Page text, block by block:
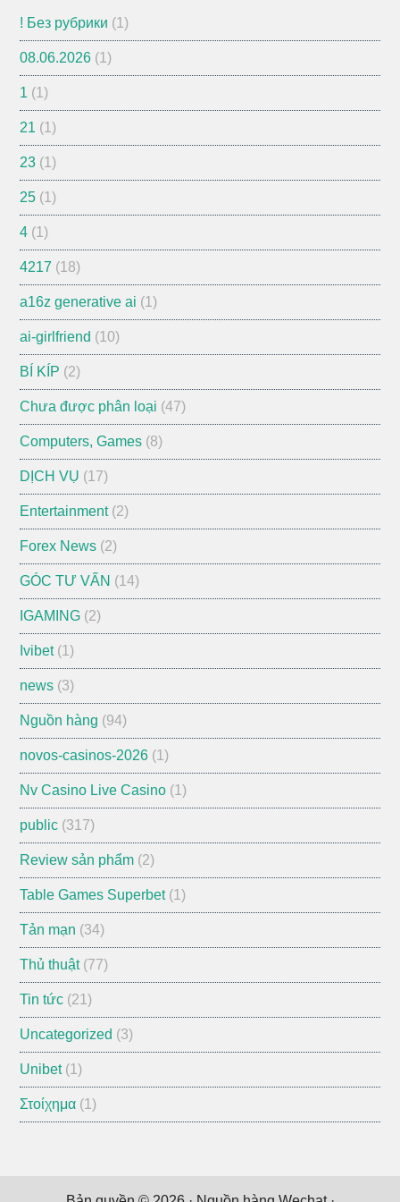
! Без рубрики (1)
08.06.2026 (1)
1 (1)
21 (1)
23 (1)
25 (1)
4 (1)
4217 (18)
a16z generative ai (1)
ai-girlfriend (10)
BÍ KÍP (2)
Chưa được phân loại (47)
Computers, Games (8)
DỊCH VỤ (17)
Entertainment(2)
Forex News (2)
GÓC TƯ VẤN (14)
IGAMING (2)
Ivibet(1)
news (3)
Nguồn hàng (94)
novos-casinos-2026 (1)
Nv Casino Live Casino (1)
public (317)
Review sản phẩm (2)
Table Games Superbet(1)
Tản mạn (34)
Thủ thuật(77)
Tin tức (21)
Uncategorized (3)
Unibet(1)
Στοίχημα (1)